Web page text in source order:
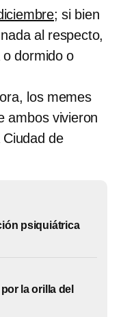
; si bien
al respecto,
dormido o
los memes
ambos vivieron
Ciudad de
psiquiátrica
la orilla del